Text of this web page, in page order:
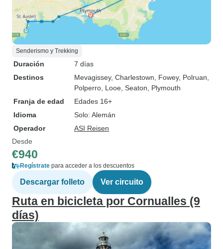
Senderismo y Trekking
Duración
7 días
Destinos
Mevagissey, Charlestown , Fowey, Polruan
Polperro , Looe , Seaton , Plymouth
Franja de edad
Edades 16+
Idioma
Solo: Alemán
Operador
ASI Reisen
Desde
€940
Regístrate para acceder a los descuentos
Descargar folleto Ver circuito
Ruta en bicicleta por Cornualles (9
días)